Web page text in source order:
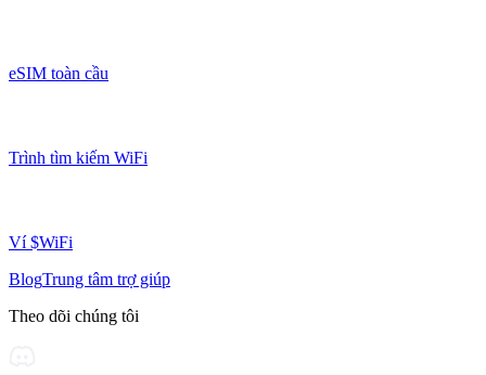
eSIM toàn cầu
Trình tìm kiếm WiFi
Ví $WiFi
BlogTrung tâm trợ giúp
Theo dõi chúng tôi